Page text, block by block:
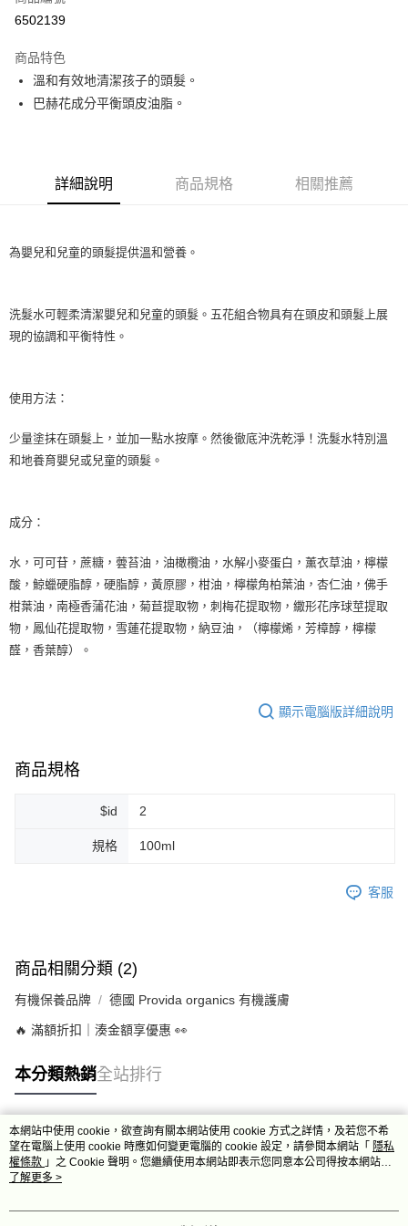
超商取貨付款
Apple Pay
街口支付
Google Pay
運送方式
每筆NT$80，滿NT$999(含以上)免運費
全家純取貨 (先付款
7-11取貨付款
7-11純取貨 (先付款
宅配
離島宅配（澎湖、金門、馬祖、小琉球）
每筆NT$250，滿NT$3,000(含以上)免運費
付款後門市自取
免運費
6502139
商品特色
溫和有效地清潔孩子的頭髮。
巴赫花成分平衡頭皮油脂。
詳細說明 商品規格 相關推薦
為嬰兒和兒童的頭髮提供溫和營養。
洗髮水可輕柔清潔嬰兒和兒童的頭髮。五花組合物具有在頭皮和頭髮上展
現的協調和平衡特性。
使用方法：
少量塗抹在頭髮上，並加一點水按摩。然後徹底沖洗乾淨！洗髮水特別溫
和地養育嬰兒或兒童的頭髮。
成分：
水，可可苷，蔗糖，蕓苔油，油橄欖油，水解小麥蛋白，薰衣草油，檸檬
酸，鯨蠟硬脂醇，硬脂醇，黃原膠，柑油，檸檬角柏葉油，杏仁油，佛手
柑葉油，南極香蒲花油，菊苣提取物，刺梅花提取物，繖形花序球莖提取
物，鳳仙花提取物，雪蓮花提取物，納豆油，（檸檬烯，芳樟醇，檸檬
醛，香葉醇）。
顯示電腦版詳細說明
商品規格
$id 2
規格 100ml
客服
商品相關分類 (2)
有機保養品牌 德國 Provida organics 有機護膚
🔥 滿額折扣｜湊金額享優惠 👀
本分類熱銷全站排行
熱門標籤
本網站中使用 cookie，欲查詢有關本網站使用 cookie 方式之詳情，及若您不希
望在電腦上使用 cookie 時應如何變更電腦的 cookie 設定，請參閱本網站「 隱私
權條款 」之 Cookie 聲明。您繼續使用本網站即表示您同意本公司得按本網站使
用條款之 Cookie 聲明使用 cookie。
了解更多 >